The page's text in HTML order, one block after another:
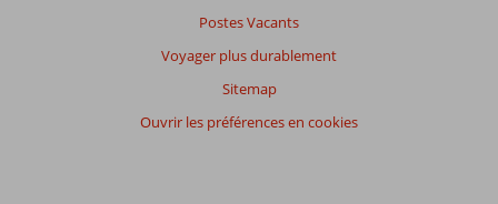
Postes Vacants
Voyager plus durablement
Sitemap
Ouvrir les préférences en cookies